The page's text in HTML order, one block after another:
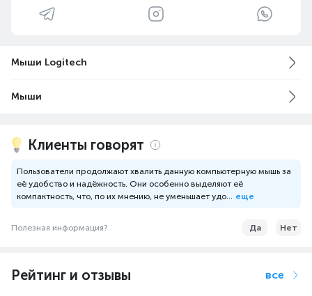
Мыши Logitech
Мыши
Клиенты говорят
Пользователи продолжают хвалить данную компьютерную мышь за
её удобство и надёжность. Они особенно выделяют её
компактность, что, по их мнению, не уменьшает удо... еще
Полезная информация? Да Нет
Рейтинг и отзывы все